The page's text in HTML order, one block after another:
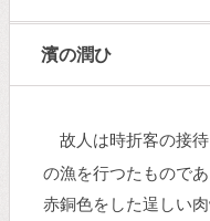
濱の潤ひ
故人は時折客の接
の漁を行つたもので
赤銅色をした逞しい